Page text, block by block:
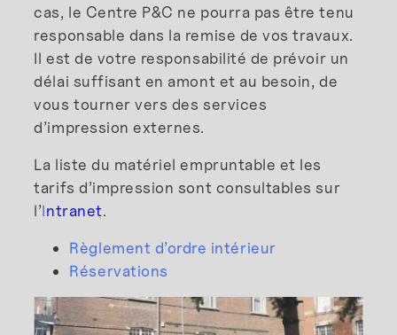
cas, le Centre P&C ne pourra pas être tenu
responsable dans la remise de vos travaux.
Il est de votre responsabilité de prévoir un
délai suffisant en amont et au besoin, de
vous tourner vers des services
d’impression externes.
La liste du matériel empruntable et les
tarifs d’impression sont consultables sur
l’Intranet.
Règlement d’ordre intérieur
Réservations